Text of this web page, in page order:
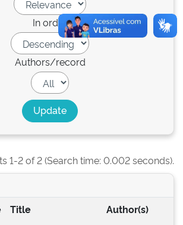
In order
Authors/record
1-2 of 2 (Search time: 0.002 seconds).
Title Author(s)